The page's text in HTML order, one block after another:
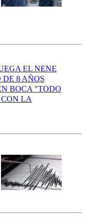
EL NENE
8 AÑOS
BOCA "TODO
LA